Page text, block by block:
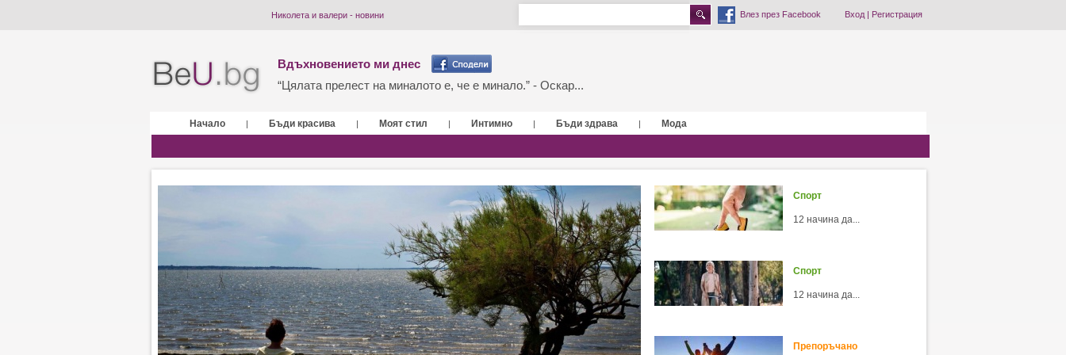
Николета и валери - новини Влез през Facebook Вход| Регистрация
Вдъхновението ми днес
“Цялата прелест на миналото е, че е минало.” - Оскар...
Начало | Бъди красива | Моят стил | Интимно | Бъди здрава | Мода
Спорт
12 начина да...
Спорт
12 начина да...
Препоръчано